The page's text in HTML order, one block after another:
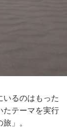
いるのはもった
たテーマを実行
」。